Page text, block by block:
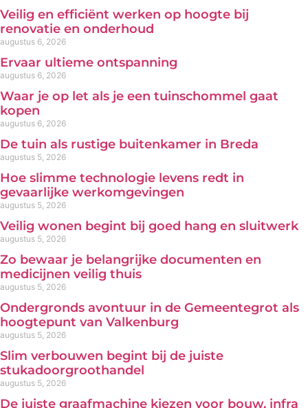
Veilig en efficiënt werken op hoogte bij
renovatie en onderhoud
augustus 6, 2026
Ervaar ultieme ontspanning
augustus 6, 2026
Waar je op let als je een tuinschommel gaat
kopen
augustus 6, 2026
De tuin als rustige buitenkamer in Breda
augustus 5, 2026
Hoe slimme technologie levens redt in
gevaarlijke werkomgevingen
augustus 5, 2026
Veilig wonen begint bij goed hang en sluitwerk
augustus 5, 2026
Zo bewaar je belangrijke documenten en
medicijnen veilig thuis
augustus 5, 2026
Ondergronds avontuur in de Gemeentegrot als
hoogtepunt van Valkenburg
augustus 5, 2026
Slim verbouwen begint bij de juiste
stukadoorgroothandel
augustus 5, 2026
De juiste graafmachine kiezen voor bouw, infra